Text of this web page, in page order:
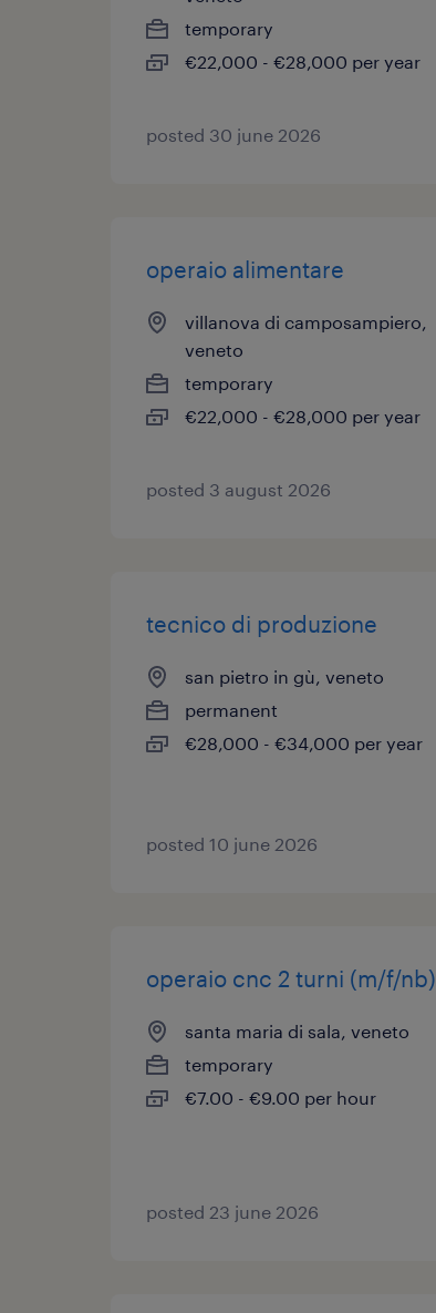
temporary
€22,000 - €28,000 per year
posted 30 june 2026
operaio alimentare
villanova di camposampiero,
veneto
temporary
€22,000 - €28,000 per year
posted 3 august 2026
tecnico di produzione
san pietro in gù, veneto
permanent
€28,000 - €34,000 per year
posted 10 june 2026
operaio cnc 2 turni (m/f/nb)
santa maria di sala, veneto
temporary
€7.00 - €9.00 per hour
posted 23 june 2026